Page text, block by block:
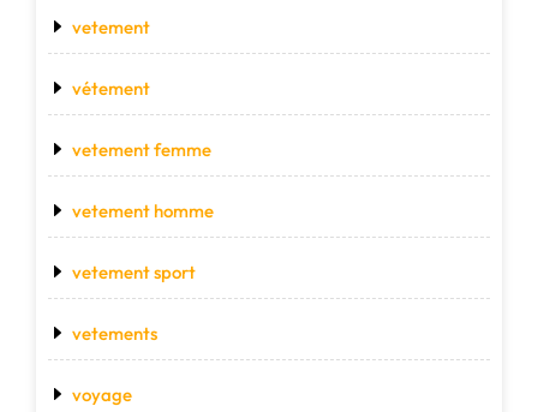
vetement
vétement
vetement femme
vetement homme
vetement sport
vetements
voyage